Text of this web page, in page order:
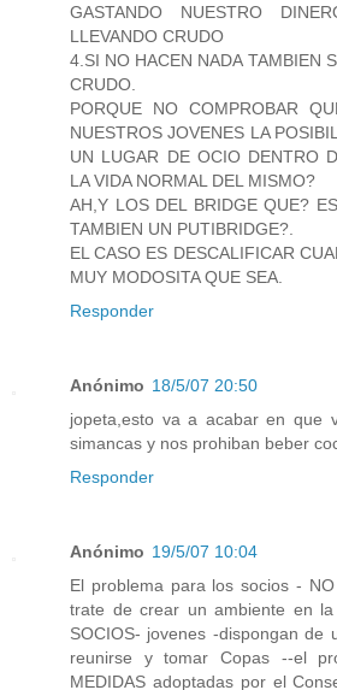
GASTANDO NUESTRO
LLEVANDO CRUDO
4.SI NO HACEN NADA TAMBIEN
CRUDO.
PORQUE NO COMPROBAR
NUESTROS JOVENES LA
UN LUGAR DE OCIO DENTRO
LA VIDA NORMAL DEL MISMO?
AH,Y LOS DEL BRIDGE QUE?
TAMBIEN UN PUTIBRIDGE?.
EL CASO ES DESCALIFICAR
MUY MODOSITA QUE SEA.
Responder
Anónimo 18/5/07 20:50
jopeta,esto va a acabar en que
simancas y nos prohiban beber
Responder
Anónimo 19/5/07 10:04
El problema para los socios -
trate de crear un ambiente en
SOCIOS- jovenes -dispongan
reunirse y tomar Copas --el
MEDIDAS adoptadas por el